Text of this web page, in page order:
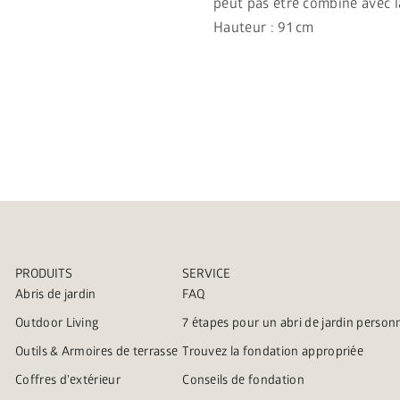
peut pas être combiné avec
Hauteur : 91 cm
PRODUITS
Abris de jardin
Outdoor Living
Outils & Armoires de terrasse
Coffres d'extérieur
SERVICE
FAQ
7 étapes pour un abri de jardin
Trouvez la fondation appropriée
Conseils de fondation